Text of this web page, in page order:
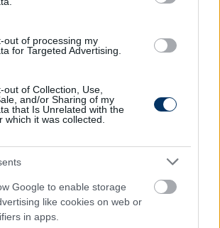
out of processing my
for Targeted Advertising.
out of Collection, Use,
and/or Sharing of my
that Is Unrelated with the
which it was collected.
Google to enable storage
like cookies on web or
in apps.
- szavazz és nyerj itt!